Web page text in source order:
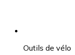
Outils de vélo